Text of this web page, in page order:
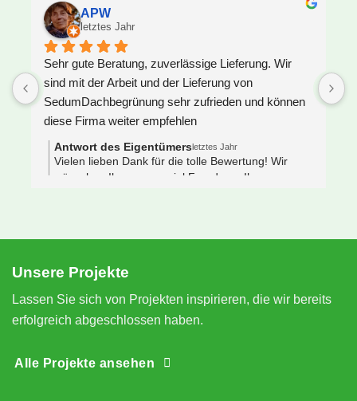
APW
letztes Jahr
Sehr gute Beratung, zuverlässige Lieferung. Wir
sind mit der Arbeit und der Lieferung von
SedumDachbegrünung sehr zufrieden und können
diese Firma weiter empfehlen
Antwort des Eigentümersletztes Jahr
Vielen lieben Dank für die tolle Bewertung! Wir
wünschen Ihnen ganz viel Freude an Ihrem neuen
Unsere Projekte
Lassen Sie sich von Projekten inspirieren, die wir bereits
erfolgreich abgeschlossen haben.
Alle Projekte ansehen